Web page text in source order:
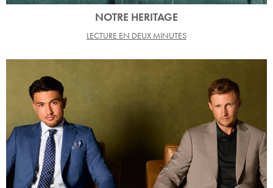
NOTRE HERITAGE
LECTURE EN DEUX MINUTES